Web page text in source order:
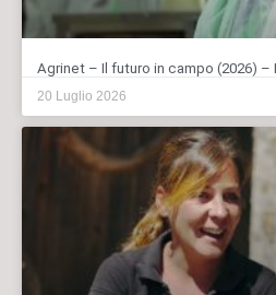
Agrinet – Il futuro in campo (2026) –
20 Luglio 2026